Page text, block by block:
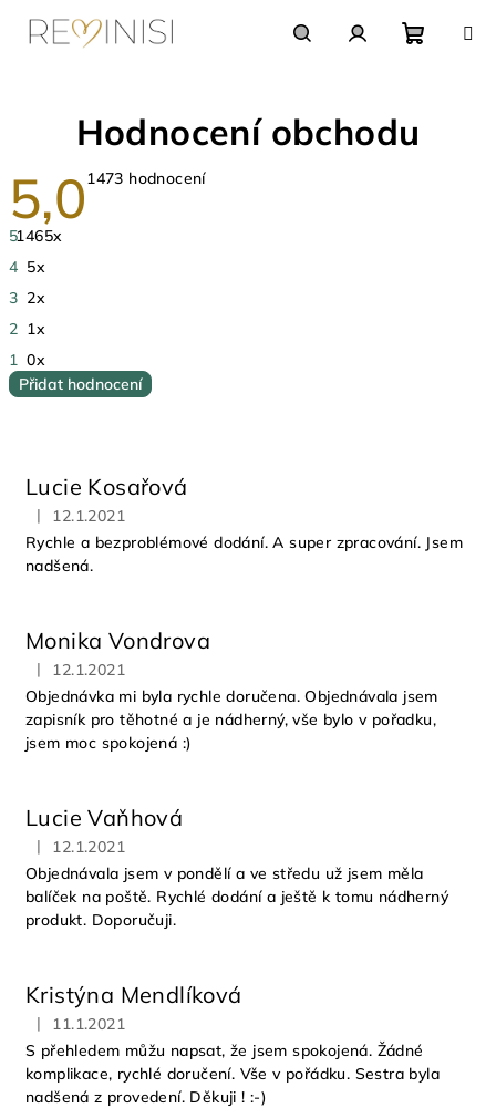
košík
Hodnocení obchodu
5,0 Průměrné
1473 hodnocení
51465x
4 5x
3 2x
2 1x
1 0x
Přidat hodnocení
Lucie Kosařová
Hodnocení obchodu je 5 z 5 hvězdiček.
|
12.1.2021
Rychle a bezproblémové dodání. A super zpracování. Jsem
nadšená.
Monika Vondrova
Hodnocení obchodu je 5 z 5 hvězdiček.
|
12.1.2021
Objednávka mi byla rychle doručena. Objednávala jsem
zapisník pro těhotné a je nádherný, vše bylo v pořadku,
jsem moc spokojená :)
Lucie Vaňhová
Hodnocení obchodu je 5 z 5 hvězdiček.
|
12.1.2021
Objednávala jsem v pondělí a ve středu už jsem měla
balíček na poště. Rychlé dodání a ještě k tomu nádherný
produkt. Doporučuji.
Kristýna Mendlíková
Hodnocení obchodu je 5 z 5 hvězdiček.
|
11.1.2021
S přehledem můžu napsat, že jsem spokojená. Žádné
komplikace, rychlé doručení. Vše v pořádku. Sestra byla
nadšená z provedení. Děkuji ! :-)